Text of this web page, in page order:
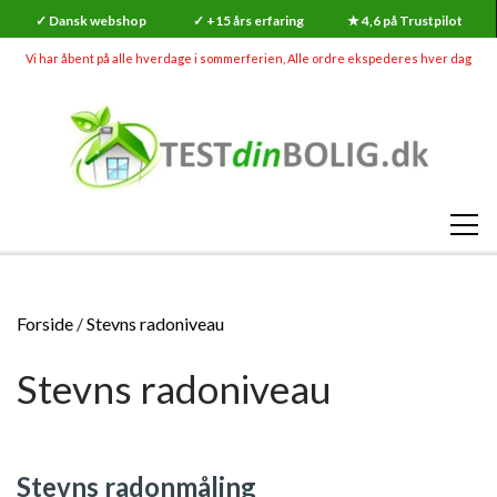
✓ Dansk webshop ✓ +15 års erfaring ★ 4,6 på Trustpilot
Vi har åbent på alle hverdage i sommerferien, Alle ordre ekspederes hver dag
SHOP
SKADEDYR (MEGA UDSALG)
HVAD ER RADON?
Forside Stevns radoniveau
Stevns radoniveau
Stevns radonmåling